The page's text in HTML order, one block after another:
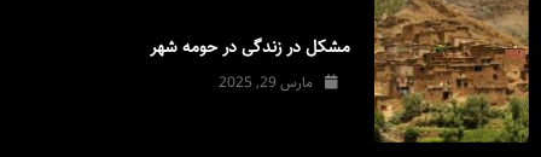
مشکل در زندگی در حومه شهر
مارس 29, 2025